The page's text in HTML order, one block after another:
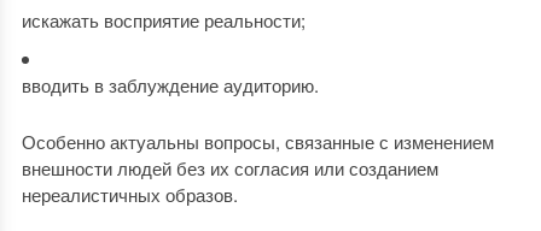
искажать восприятие реальности;
вводить в заблуждение аудиторию.
Особенно актуальны вопросы, связанные с изменением
внешности людей без их согласия или созданием
нереалистичных образов.